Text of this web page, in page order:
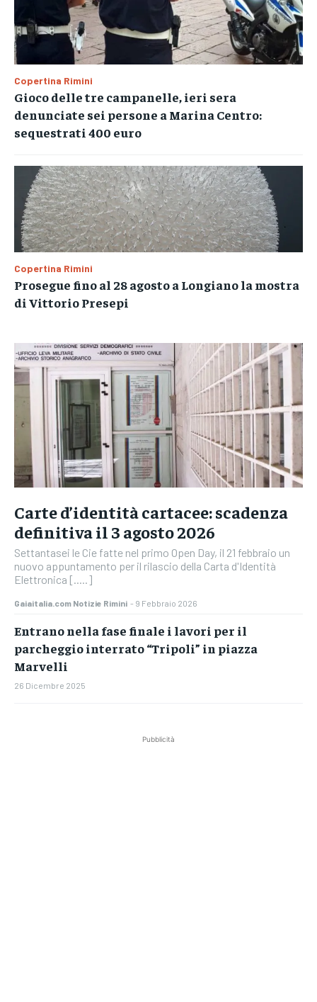
Copertina Rimini
Gioco delle tre campanelle, ieri sera
denunciate sei persone a Marina Centro:
sequestrati 400 euro
Copertina Rimini
Prosegue fino al 28 agosto a Longiano la mostra
di Vittorio Presepi
Carte d’identità cartacee: scadenza
definitiva il 3 agosto 2026
Settantasei le Cie fatte nel primo Open Day, il 21 febbraio un
nuovo appuntamento per il rilascio della Carta d'Identità
Elettronica [.....]
Gaiaitalia.com Notizie Rimini - 9 Febbraio 2026
Entrano nella fase finale i lavori per il
parcheggio interrato “Tripoli” in piazza
Marvelli
26 Dicembre 2025
Pubblicità